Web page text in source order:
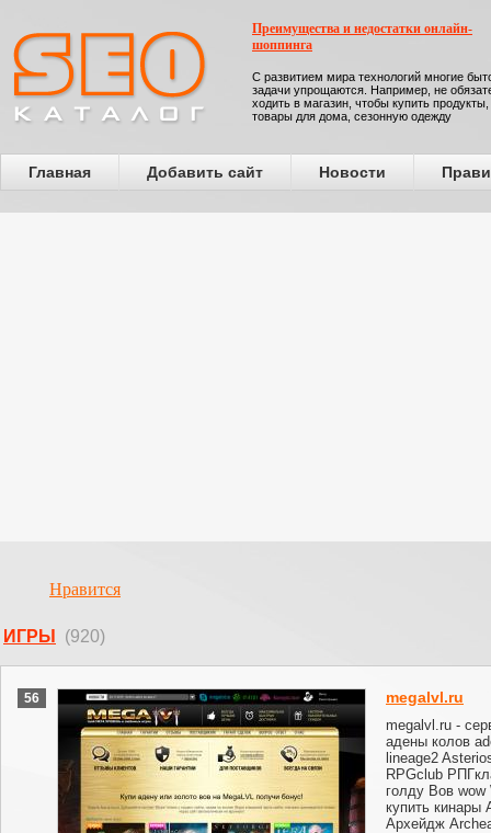
Преимущества и недостатки онлайн-
шоппинга
С развитием мира технологий многие
задачи упрощаются. Например, не
ходить в магазин, чтобы купить продукты,
товары для дома, сезонную одежду
Главная Добавить сайт Новости
Нравится
ИГРЫ (920)
56 megalvl.ru
megalvl.ru -
адены колов
lineage2
RPGclub
голду Вов wow
купить кинары
Архейдж